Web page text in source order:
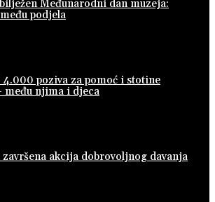
Međunarodni dan muzeja:
podjela
poziva za pomoć i stotine
među njima i djeca
akcija dobrovoljnog davanja